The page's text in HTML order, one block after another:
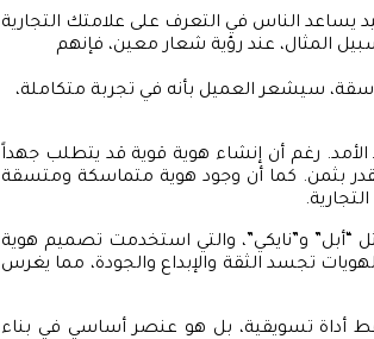
يساعد الناس في التعرف على علامتك التجارية
المثال، عند رؤية شعار معين، فإنهم
سيشعر العميل بأنه في تجربة متكاملة،
الأمد. رغم أن إنشاء هوية قوية قد يتطلب جهداً
تقدر بثمن. كما أن وجود هوية متماسكة ومتسقة
“أبل” و”نايكي”، والتي استخدمت تصميم هوية
تجسد الثقة والإبداع والجودة، مما يغرس
أداة تسويقية، بل هو عنصر أساسي في بناء